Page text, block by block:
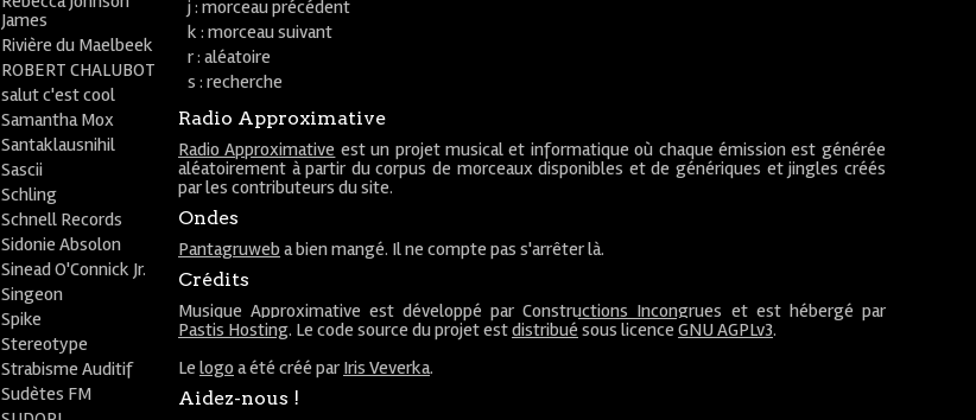
j : morceau précédent
k : morceau suivant
r : aléatoire
s : recherche
Radio Approximative
Radio Approximative est un projet musical et informatique où chaque émission est générée
aléatoirement à partir du corpus de morceaux disponibles et de génériques et jingles créés
par les contributeurs du site.
Ondes
Pantagruweb a bien mangé. Il ne compte pas s'arrêter là.
Crédits
Musique Approximative est développé parConstructions Incongrues et est hébergé par
Pastis Hosting. Le code source du projet estdistribué sous licence GNU AGPLv3.
Le logo a été créé par Iris Veverka.
Aidez-nous !
James
Rivière du Maelbeek
ROBERT CHALUBOT
salut c'est cool
Samantha Mox
Santaklausnihil
Sascii
Schling
Schnell Records
Sidonie Absolon
Sinead O'Connick Jr.
Singeon
Spike
Stereotype
Strabisme Auditif
Sudètes FM